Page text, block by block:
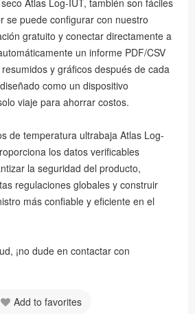
Atlas Log-IUT, también son fáciles
se puede configurar con nuestro
gratuito y conectar directamente a
un informe PDF/CSV
y gráficos después de cada
como un dispositivo
viaje para ahorrar costos.
de temperatura ultrabaja Atlas Log-
los datos verificables
la seguridad del producto,
regulaciones globales y construir
más confiable y eficiente en el
¡no dude en contactar con
Add to favorites